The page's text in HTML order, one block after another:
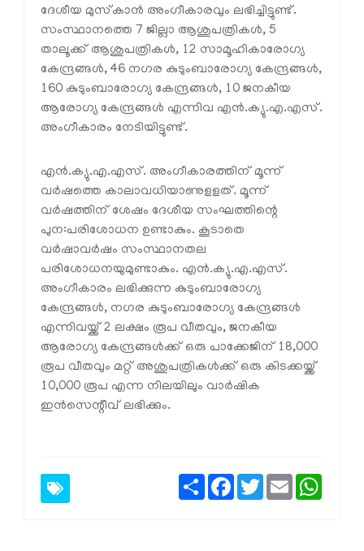
ദേശീയ മുസ്‌കാന്‍ അംഗീകാരവും ലഭിച്ചിട്ടുണ്ട്.
സംസ്ഥാനത്തെ 7 ജില്ലാ ആശുപത്രികള്‍, 5
താലൂക്ക് ആശുപത്രികള്‍, 12 സാമൂഹികാരോഗ്യ
കേന്ദ്രങ്ങള്‍, 46 നഗര കുടുംബാരോഗ്യ കേന്ദ്രങ്ങള്‍,
160 കുടുംബാരോഗ്യ കേന്ദ്രങ്ങള്‍, 10 ജനകീയ
ആരോഗ്യ കേന്ദ്രങ്ങള്‍ എന്നിവ എന്‍.ക്യു.എ.എസ്.
അംഗീകാരം നേടിയിട്ടുണ്ട്.
എന്‍.ക്യു.എ.എസ്. അംഗീകാരത്തിന് മൂന്ന്
വര്‍ഷത്തെ കാലാവധിയാണുളളത്. മൂന്ന്
വര്‍ഷത്തിന് ശേഷം ദേശീയ സംഘത്തിന്റെ
പുന:പരിശോധന ഉണ്ടാകും. കൂടാതെ
വര്‍ഷാവര്‍ഷം സംസ്ഥാനതല
പരിശോധനയുമുണ്ടാകും. എന്‍.ക്യു.എ.എസ്.
അംഗീകാരം ലഭിക്കുന്ന കുടുംബാരോഗ്യ
കേന്ദ്രങ്ങള്‍, നഗര കുടുംബാരോഗ്യ കേന്ദ്രങ്ങള്‍
എന്നിവയ്ക്ക് 2 ലക്ഷം രൂപ വീതവും, ജനകീയ
ആരോഗ്യ കേന്ദ്രങ്ങള്‍ക്ക് ഒരു പാക്കേജിന് 18,000
രൂപ വീതവും മറ്റ് അശുപത്രികള്‍ക്ക് ഒരു കിടക്കയ്ക്ക്
10,000 രൂപ എന്ന നിലയിലും വാര്‍ഷിക
ഇന്‍സെന്റീവ് ലഭിക്കും.
ShareFacebook
TwitterEmail